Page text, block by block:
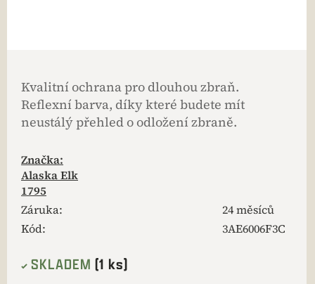
Kvalitní ochrana pro dlouhou zbraň.
Reflexní barva, díky které budete mít
neustálý přehled o odložení zbraně.
Značka:
Alaska Elk
1795
Záruka:
24 měsíců
Kód:
3AE6006F3C
SKLADEM (1 ks)